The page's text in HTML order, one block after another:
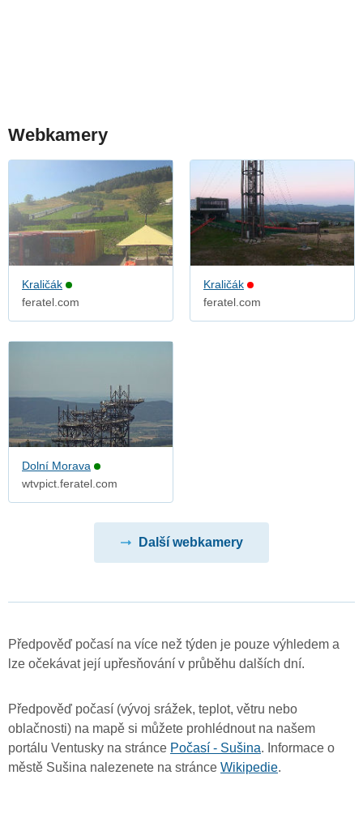
Webkamery
Kraličák
feratel.com
Kraličák
feratel.com
Dolní Morava
wtvpict.feratel.com
Další webkamery
Předpověď počasí na více než týden je pouze výhledem a
lze očekávat její upřesňování v průběhu dalších dní.
Předpověď počasí (vývoj srážek, teplot, větru nebo
oblačnosti) na mapě si můžete prohlédnout na našem
portálu Ventusky na stránce Počasí - Sušina. Informace o
městě Sušina nalezenete na stránce Wikipedie.